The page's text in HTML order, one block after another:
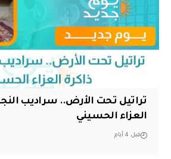
تراتيل تحت الأرض.. سراديب
العزاء الحسيني
قبل 4 أيام